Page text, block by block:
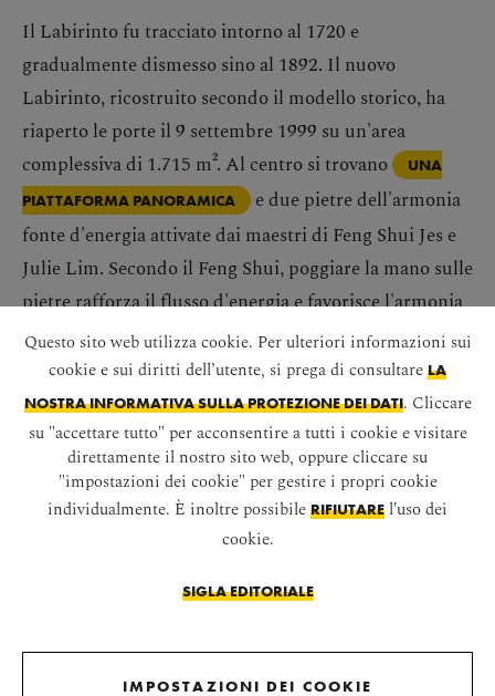
Il Labirinto fu tracciato intorno al 1720 e
gradualmente dismesso sino al 1892. Il nuovo
Labirinto, ricostruito secondo il modello storico, ha
riaperto le porte il 9 settembre 1999 su un'area
complessiva di 1.715 m². Al centro si trovano
UNA
PIATTAFORMA PANORAMICA
e due pietre dell'armonia
fonte d'energia attivate dai maestri di Feng Shui Jes e
Julie Lim. Secondo il Feng Shui, poggiare la mano sulle
pietre rafforza il flusso d'energia e favorisce l'armonia
interiore.
IL DEDALO
Ricostruito secondi progetti storici, il Dedalo invita
alla scoperta.
TANTI GIOCHI DIVERTENTI DA PROVARE, PER GRANDI E
forme di labirinto, o risolvere dei semplici compiti
Questo sito web utilizza cookie. Per ulteriori informazioni sui
cookie e sui diritti dell’utente, si prega di consultare LA
NOSTRA INFORMATIVA SULLA PROTEZIONE DEI DATI. Cliccare
su "accettare tutto" per acconsentire a tutti i cookie e visitare
direttamente il nostro sito web, oppure cliccare su
"impostazioni dei cookie" per gestire i propri cookie
individualmente. È inoltre possibile RIFIUTARE l'uso dei
cookie.
SIGLA EDITORIALE
IMPOSTAZIONI DEI COOKIE